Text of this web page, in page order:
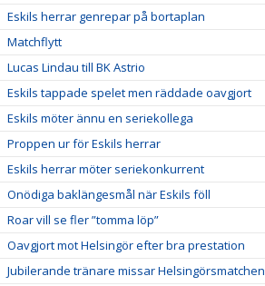
Eskils herrar genrepar på bortaplan
Matchflytt
Lucas Lindau till BK Astrio
Eskils tappade spelet men räddade oavgjort
Eskils möter ännu en seriekollega
Proppen ur för Eskils herrar
Eskils herrar möter seriekonkurrent
Onödiga baklängesmål när Eskils föll
Roar vill se fler ”tomma löp”
Oavgjort mot Helsingör efter bra prestation
Jubilerande tränare missar Helsingörsmatchen